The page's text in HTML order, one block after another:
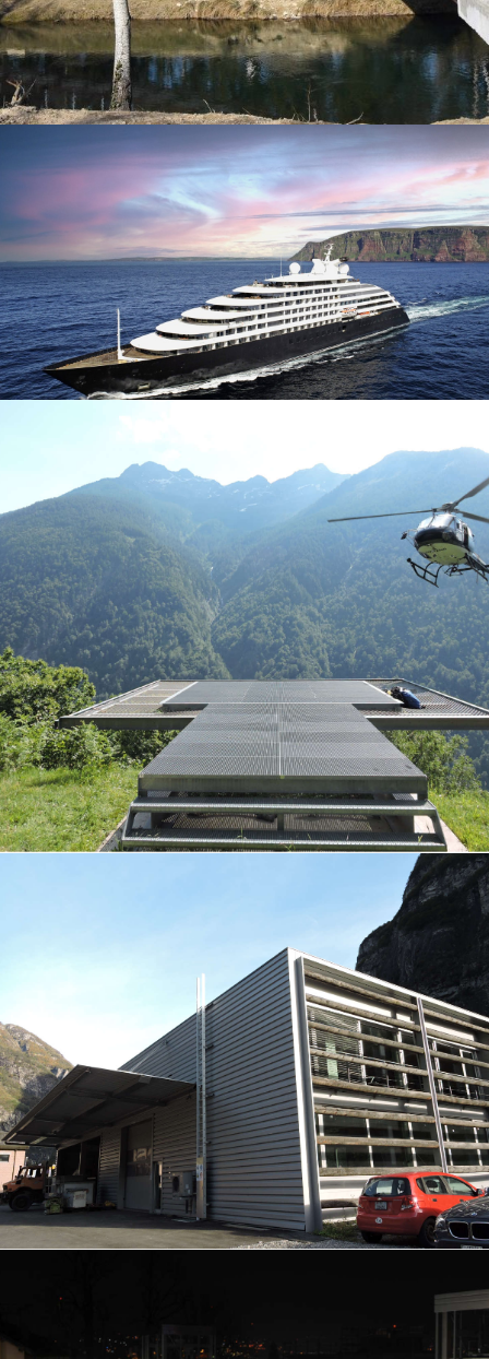
Scenic Eclipse
Piattaforma per elicotteri
Nuovo ufficio Patocchi